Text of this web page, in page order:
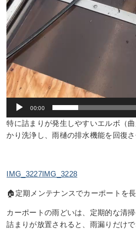
00:00
特に詰まりが発生しやすいエルボ（
かり洗浄し、雨樋の排水機能を回復
IMG_3227IMG_3228
🏠定期メンテナンスでカーポートを長
カーポートの雨どいは、定期的な清掃
詰まりが放置されると、雨漏りだけ